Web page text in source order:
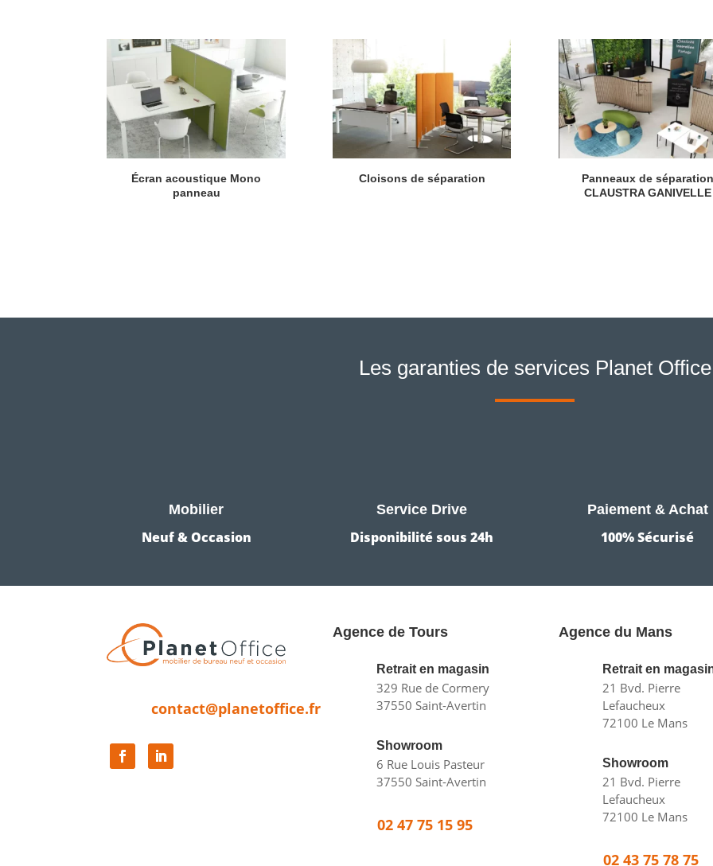
Écran acoustique Mono
panneau
Cloisons de séparation
Panneaux de séparation
CLAUSTRA GANIVELLE
Les garanties de services Planet Office
Mobilier
Neuf & Occasion
Service Drive
Disponibilité sous 24h
Paiement & Achat
100% Sécurisé
contact@planetoffice.fr
Agence de Tours
Retrait en magasin
329 Rue de Cormery
37550 Saint-Avertin
Showroom
6 Rue Louis Pasteur
37550 Saint-Avertin
02 47 75 15 95
Agence du Mans
Retrait en
21 Bvd. Pierre
Lefaucheux
72100 Le Mans
Showroom
21 Bvd. Pierre
Lefaucheux
72100 Le Mans
02 43 75 78 75